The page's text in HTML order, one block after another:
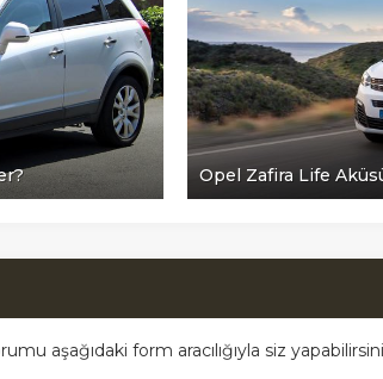
Opel Zafira Life
aşağıdaki form aracılığıyla siz